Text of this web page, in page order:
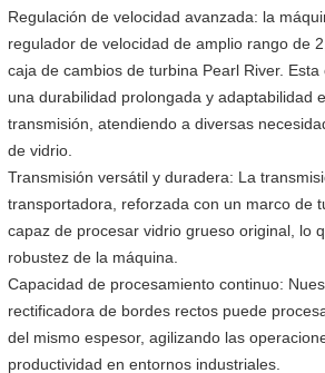
Regulación de velocidad avanzada: la
regulador de velocidad de amplio rango de
caja de cambios de turbina Pearl River.
una durabilidad prolongada y adaptabilidad
transmisión, atendiendo a diversas
de vidrio.
Transmisión versátil y duradera: La
transportadora, reforzada con un marco de
capaz de procesar vidrio grueso original, lo
robustez de la máquina.
Capacidad de procesamiento continuo:
rectificadora de bordes rectos puede
del mismo espesor, agilizando las
productividad en entornos industriales.